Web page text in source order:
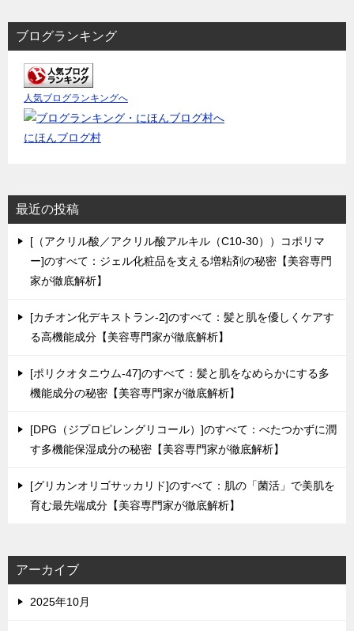
ブログランキング
人気ブログランキングへ
にほんブログ村
最近の投稿
[（アクリル酸／アクリル酸アルキル（C10-30））コポリマ
ー]のすべて：ジェル化粧品を支える増粘剤の秘密【美容専門
家が徹底解析】
[カチオン化デキストラン-2]のすべて：髪と肌を優しくケアす
る高機能成分【美容専門家が徹底解析】
[ポリクオタニウム-47]のすべて：髪と肌をなめらかにする多
機能成分の秘密【美容専門家が徹底解析】
[DPG（ジプロピレングリコール）]のすべて：べたつかずに潤
す多機能保湿成分の秘密【美容専門家が徹底解析】
[グリカンオリゴサッカリド]のすべて：肌の「菌活」で美肌を
育む最先端成分【美容専門家が徹底解析】
アーカイブ
2025年10月